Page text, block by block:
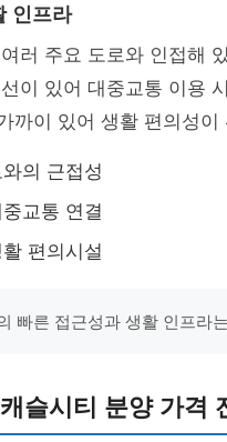
인프라
러 주요 도로와 인접해
이 있어 대중교통 이용
까이 있어 생활 편의성이
의 근접성
교통 연결
편의시설
빠른 접근성과 생활 인프라
슬시티 분양 가격